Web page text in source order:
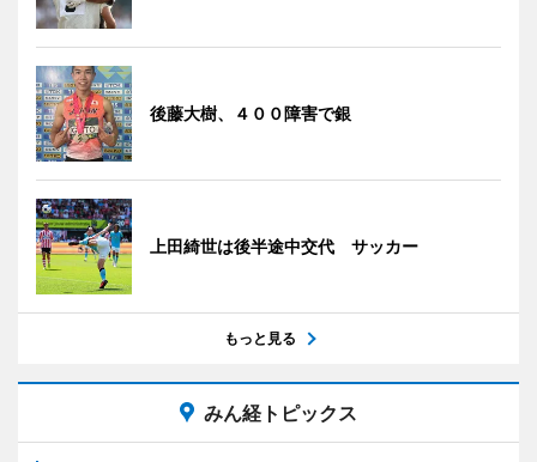
後藤大樹、４００障害で銀
上田綺世は後半途中交代 サッカー
もっと見る
みん経トピックス